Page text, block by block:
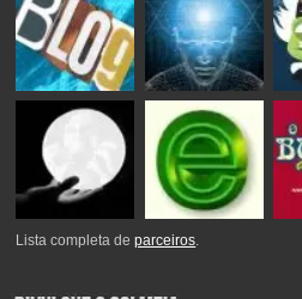
Lista completa deparceiros.